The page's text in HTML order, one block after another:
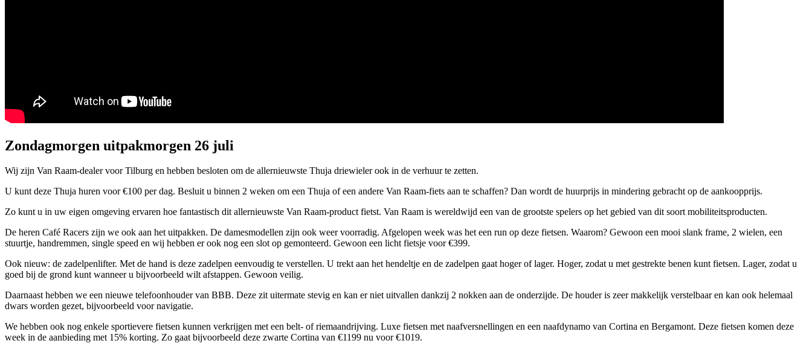
Zondagmorgen uitpakmorgen 26 juli
Wij zijn Van Raam-dealer voor Tilburg en hebben besloten om de allernieuwste Thuja driewieler ook in de verhuur te zetten.
U kunt deze Thuja huren voor €100 per dag. Besluit u binnen 2 weken om een Thuja of een andere Van Raam-fiets aan te schaffen? Dan wordt de huurprijs in mindering gebracht op de aankoopprijs.
Zo kunt u in uw eigen omgeving ervaren hoe fantastisch dit allernieuwste Van Raam-product fietst. Van Raam is wereldwijd een van de grootste spelers op het gebied van dit soort mobiliteitsproducten.
De heren Café Racers zijn we ook aan het uitpakken. De damesmodellen zijn ook weer voorradig. Afgelopen week was het een run op deze fietsen. Waarom? Gewoon een mooi slank frame, 2 wielen, een
stuurtje, handremmen, single speed en wij hebben er ook nog een slot op gemonteerd. Gewoon een licht fietsje voor €399.
Ook nieuw: de zadelpenlifter. Met de hand is deze zadelpen eenvoudig te verstellen. U trekt aan het hendeltje en de zadelpen gaat hoger of lager. Hoger, zodat u met gestrekte benen kunt fietsen. Lager, zodat u
goed bij de grond kunt wanneer u bijvoorbeeld wilt afstappen. Gewoon veilig.
Daarnaast hebben we een nieuwe telefoonhouder van BBB. Deze zit uitermate stevig en kan er niet uitvallen dankzij 2 nokken aan de onderzijde. De houder is zeer makkelijk verstelbaar en kan ook helemaal
dwars worden gezet, bijvoorbeeld voor navigatie.
We hebben ook nog enkele sportievere fietsen kunnen verkrijgen met een belt- of riemaandrijving. Luxe fietsen met naafversnellingen en een naafdynamo van Cortina en Bergamont. Deze fietsen komen deze
week in de aanbieding met 15% korting. Zo gaat bijvoorbeeld deze zwarte Cortina van €1199 nu voor €1019.